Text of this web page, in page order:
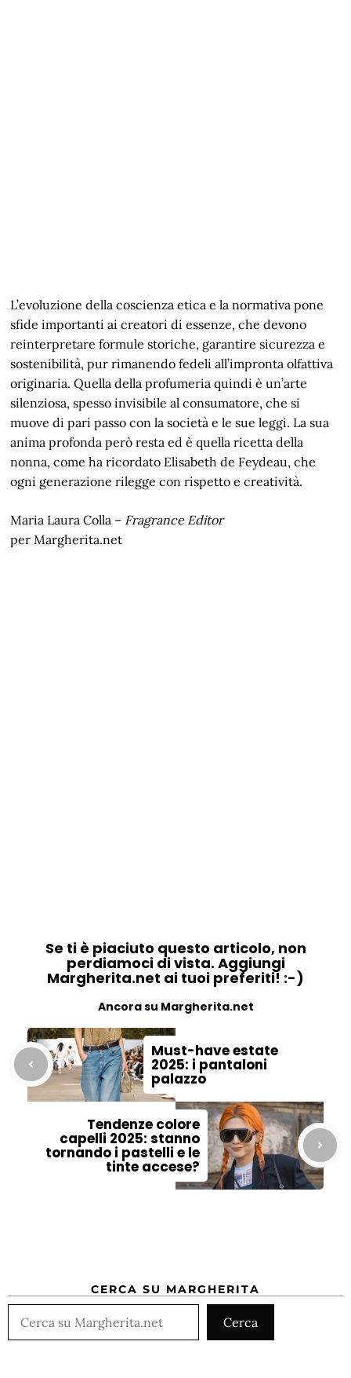
L’evoluzione della coscienza etica e la normativa pone
sfide importanti ai creatori di essenze, che devono
reinterpretare formule storiche, garantire sicurezza e
sostenibilità, pur rimanendo fedeli all’impronta olfattiva
originaria. Quella della profumeria quindi è un’arte
silenziosa, spesso invisibile al consumatore, che si
muove di pari passo con la società e le sue leggi. La sua
anima profonda però resta ed è quella ricetta della
nonna, come ha ricordato Elisabeth de Feydeau, che
ogni generazione rilegge con rispetto e creatività.
Maria Laura Colla – Fragrance Editor
per Margherita.net
Se ti è piaciuto questo articolo, non
perdiamoci di vista. Aggiungi
Margherita.net ai tuoi preferiti! :-)
Ancora su Margherita.net
Must-have estate
2025: i pantaloni
palazzo
Tendenze colore
capelli 2025: stanno
tornando i pastelli e le
tinte accese?
CERCA SU MARGHERITA
Cerca